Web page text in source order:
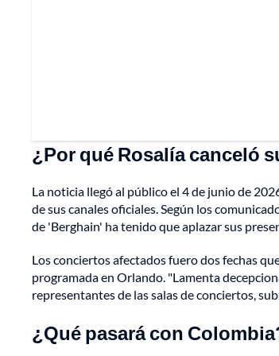
¿Por qué Rosalía canceló
La noticia llegó al público el 4 de junio de
de sus canales oficiales. Según los
de 'Berghain' ha tenido que aplazar sus
Los conciertos afectados fuero dos fechas
programada en Orlando. "Lamenta
representantes de las salas de conciertos,
¿Qué pasará con